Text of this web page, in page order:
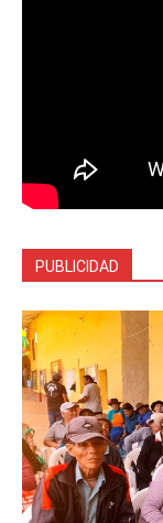
PUBLICIDAD